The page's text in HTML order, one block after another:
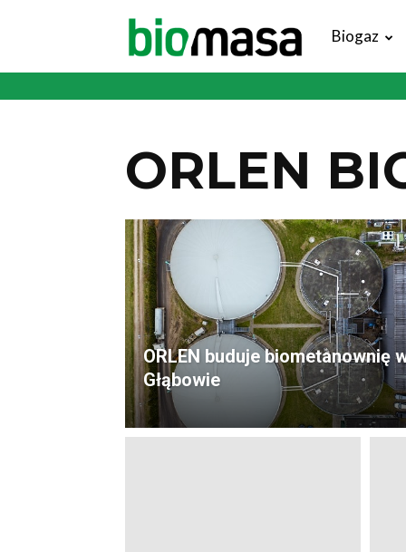
Magazyn
Biogaz
ORLEN
ORLEN buduje biometanownię
Głąbowie